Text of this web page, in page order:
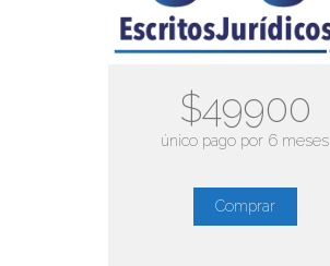
$49900
único pago por 6 meses
Comprar